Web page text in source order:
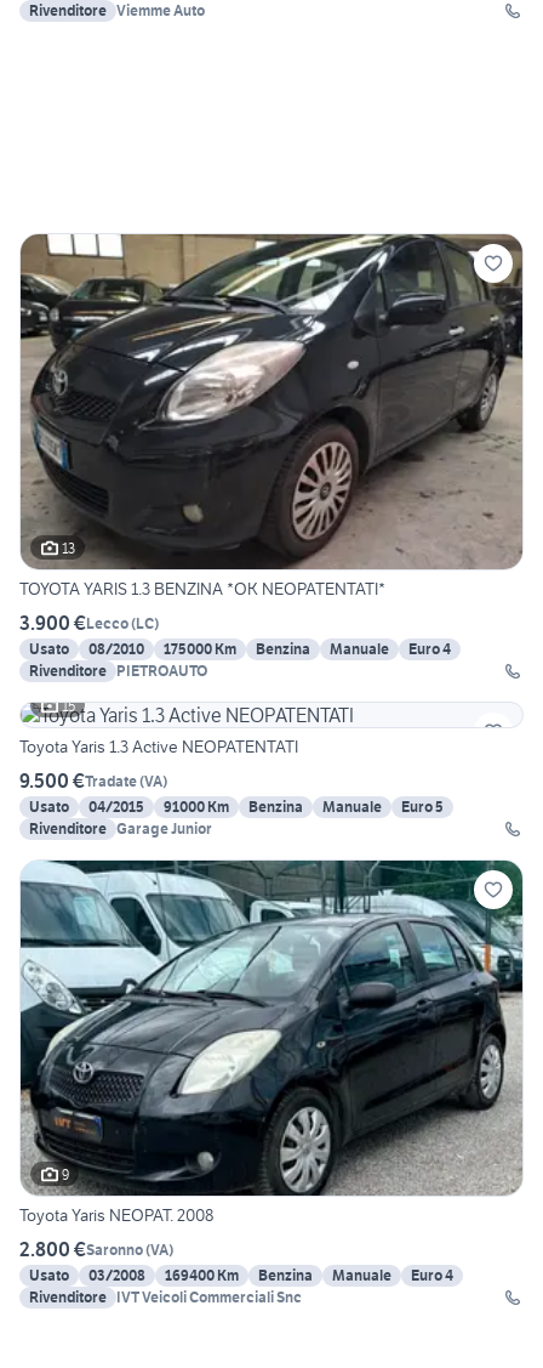
Rivenditore Viemme Auto
13
TOYOTA YARIS 1.3 BENZINA *OK NEOPATENTATI*
3.900 €Lecco(LC)
Usato
08/2010 175000 Km Benzina Manuale
Euro 4
Rivenditore PIETROAUTO
15
Toyota Yaris 1.3 Active NEOPATENTATI
9.500 €Tradate(VA)
Usato
04/2015 91000 Km Benzina Manuale
Euro 5
Rivenditore Garage Junior
9
Toyota Yaris NEOPAT. 2008
2.800 €Saronno(VA)
Usato
03/2008 169400 Km Benzina Manuale
Euro 4
Rivenditore
IVT Veicoli Commerciali Snc